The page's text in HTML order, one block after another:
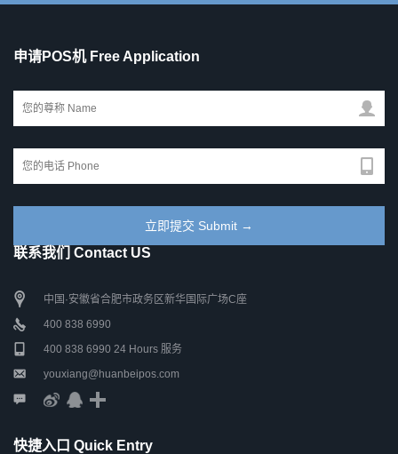
申请POS机 Free Application
联系我们 Contact US
中国·安徽省合肥市政务区新华国际广场C座
400 838 6990
400 838 6990 24 Hours 服务
youxiang@huanbeipos.com
快捷入口 Quick Entry